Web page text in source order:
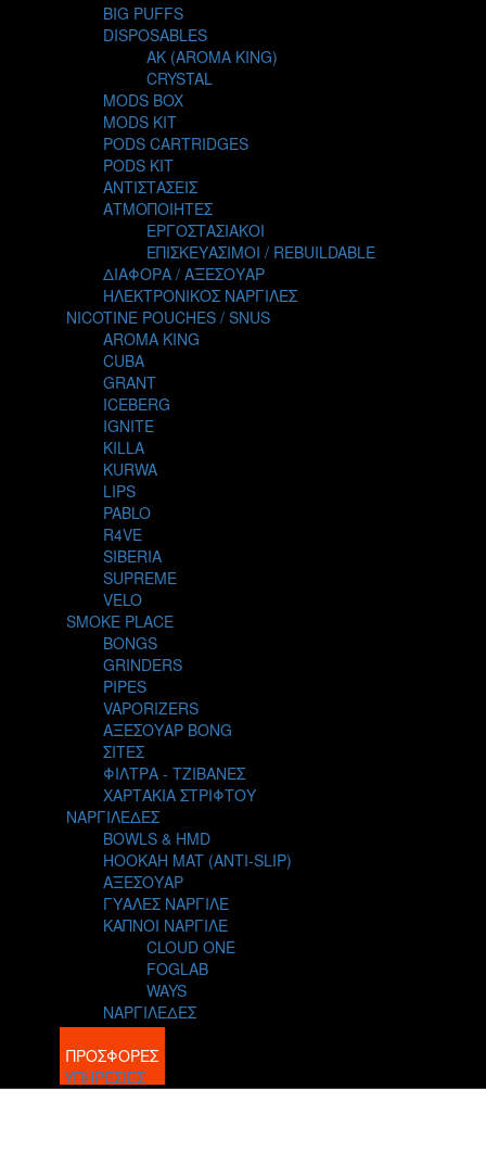
NUBO
OMERTA LIQUIDS
OPMH PROJECT
S-ELF JUICE
SADBOY
SCANDAL
SECRET FOREST
STEAM CITY LIQUIDS
STEAM TRAIN
STEAMPUNK
TALES
TATTOO
THE ALCHEMIST
THE SMOKER'S CLUB
TIKI MAHU
TWIST
VGOD
WILD ZOO
YETI
BIG PUFFS
DISPOSABLES
AK (AROMA KING)
CRYSTAL
MODS BOX
MODS KIT
PODS CARTRIDGES
PODS KIT
ΑΝΤΙΣΤΑΣΕΙΣ
ΑΤΜΟΠΟΙΗΤΕΣ
ΕΡΓΟΣΤΑΣΙΑΚΟΙ
ΕΠΙΣΚΕΥΑΣΙΜΟΙ / REBUILDABLE
ΔΙΑΦΟΡΑ / ΑΞΕΣΟΥΑΡ
ΗΛΕΚΤΡΟΝΙΚΟΣ ΝΑΡΓΙΛΕΣ
NICOTINE POUCHES / SNUS
AROMA KING
CUBA
GRANT
ICEBERG
IGNITE
KILLA
KURWA
LIPS
PABLO
R4VE
SIBERIA
SUPREME
VELO
SMOKE PLACE
BONGS
GRINDERS
PIPES
VAPORIZERS
ΑΞΕΣΟΥΑΡ BONG
ΣΙΤΕΣ
ΦΙΛΤΡΑ - ΤΖΙΒΑΝΕΣ
ΧΑΡΤΑΚΙΑ ΣΤΡΙΦΤΟΥ
ΝΑΡΓΙΛΕΔΕΣ
BOWLS & HMD
HOOKAH MAT (ANTI-SLIP)
ΑΞΕΣΟΥΑΡ
ΓΥΑΛΕΣ ΝΑΡΓΙΛΕ
ΚΑΠΝΟΙ ΝΑΡΓΙΛΕ
CLOUD ONE
FOGLAB
WAYS
ΝΑΡΓΙΛΕΔΕΣ
BLOG
ΠΡΟΣΦΟΡΕΣ
ΥΠΗΡΕΣΙΕΣ